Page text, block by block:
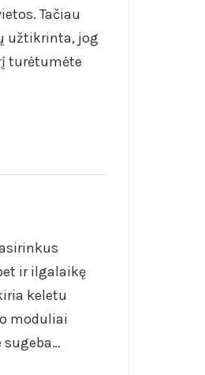
Tačiau
užtikrinta, jog
turėtumėte
ir ilgalaikę
keletu
moduliai
sugeba…